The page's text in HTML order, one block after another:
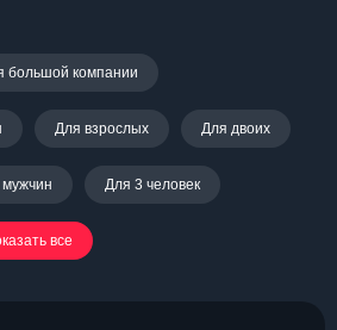
большой компании
Для взрослых Для двоих
Для 3 человек
все